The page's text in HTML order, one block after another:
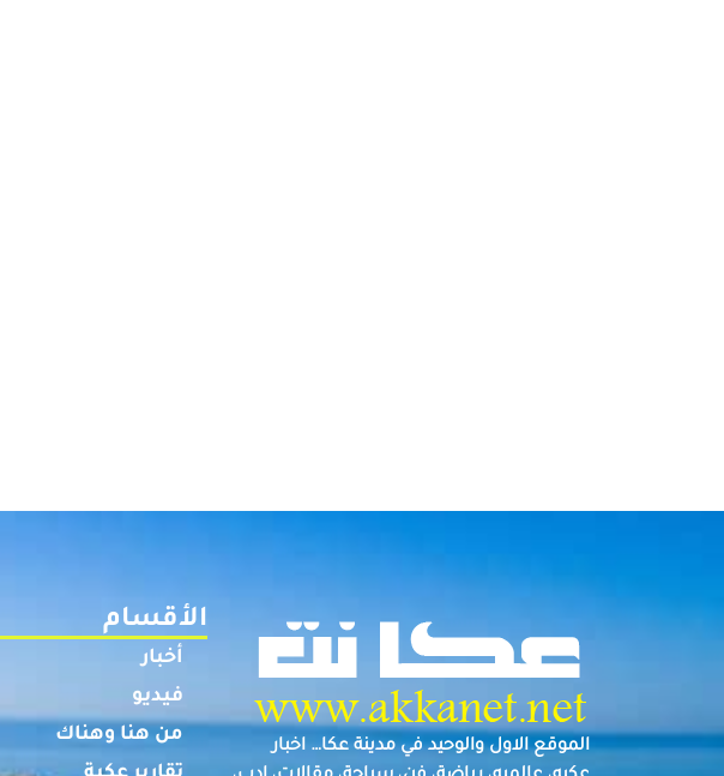
الموقع الاول والوحيد في مدينة عكا… اخبار
الأقسام
أخبار
فيديو
من هنا وهناك